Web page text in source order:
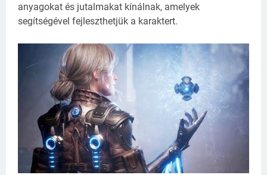
anyagokat és jutalmakat kínálnak, amelyek
segítségével fejleszthetjük a karaktert.